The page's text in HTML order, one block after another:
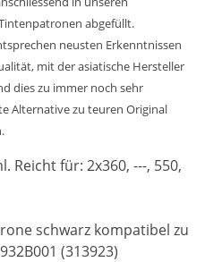
abgefüllt.
neusten Erkenntnissen
mit der asiatische Hersteller
dies zu immer noch sehr
Alternative zu teuren Original
Reicht für: 2x360, ---, 550,
schwarz kompatibel zu
(313923)